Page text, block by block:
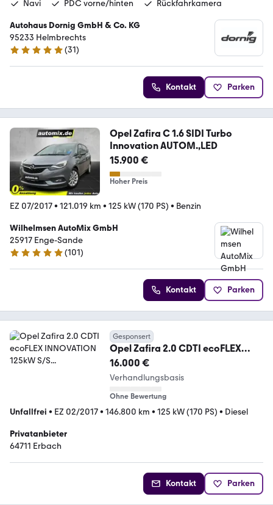
Navi
PDC vorne/hinten Rückfahrkamera
Autohaus Dornig GmbH & Co. KG
95233 Helmbrechts
5 Sterne
(31)
Kontakt Parken
Opel Zafira C 1.6 SIDI Turbo
Innovation AUTOM.,LED
15.900 €
Hoher Preis
EZ 07/2017• 121.019 km • 125 kW (170 PS) • Benzin
Wilhelmsen AutoMix GmbH
25917 Enge-Sande
4.9 Sterne
(101)
Kontakt Parken
Gesponsert
Opel Zafira 2.0 CDTI ecoFLEX
INNOVATION 125kW S/S...
16.000 €
Verhandlungsbasis
Ohne Bewertung
Unfallfrei • EZ 02/2017• 146.800 km • 125 kW (170 PS) • Diesel
Privatanbieter
64711 Erbach
Kontakt Parken